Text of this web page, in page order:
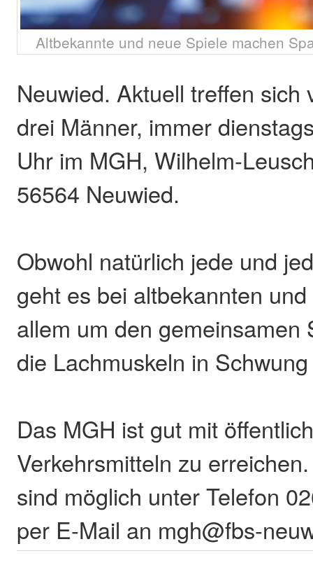
Altbekannte und neue Spiele machen
Neuwied. Aktuell treffen sich
drei Männer, immer
Uhr im MGH, Wilhelm-
56564 Neuwied.
Obwohl natürlich jede und
geht es bei altbekannten
allem um den gemeinsamen
die Lachmuskeln in
Das MGH ist gut mit
Verkehrsmitteln zu
sind möglich unter Telefon
per E-Mail an mgh@fbs-